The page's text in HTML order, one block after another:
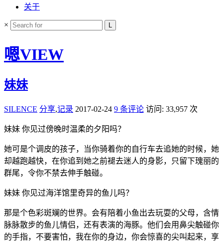
关于
×
嗯VIEW
妹妹
SILENCE 分享,记录 2017-02-24 9 条评论 访问: 33,957 次
妹妹 你见过傍晚时温柔的夕阳吗？
她可是个调皮的孩子，当你骑着你的自行车去追她的时候，她
却越跑越快，在你追到她之前褪去迷人的身影，只留下瑰丽的
群尾，令你不禁去伸手触碰。
妹妹 你见过海洋馆里奇异的鱼儿吗？
那是个色彩斑斓的世界。会有陪着小鱼出去玩耍的父母，含情
脉脉散步的鱼儿情侣，还有表演的海豚。他们会用鼻尖触碰你
的手指，不要害怕，我在你的身边，你会惊喜的尖叫起来，享